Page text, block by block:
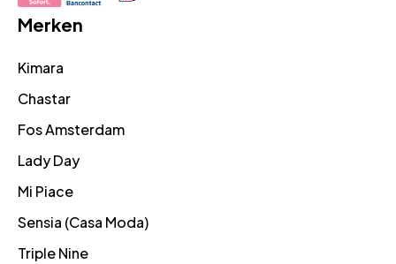
Merken
Kimara
Chastar
Fos Amsterdam
Lady Day
Mi Piace
Sensia (Casa Moda)
Triple Nine